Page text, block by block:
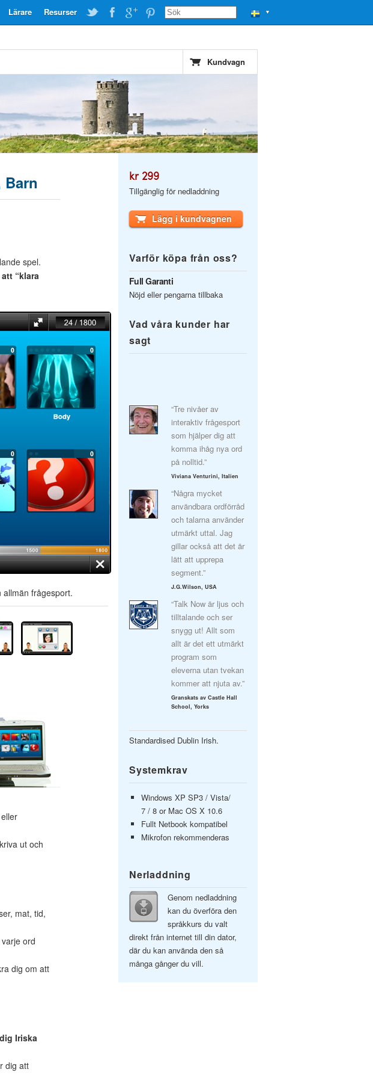
▼
Resurser
Lärare
Kundvagn
Barn
spel.
“klara
allmän frågesport.
ut och
mat, tid,
ord
dig om att
Iriska
dig att
kr 299
Tillgänglig för nedladdning
Lägg i kundvagnen
Varför köpa från oss?
Full Garanti
Nöjd eller pengarna tillbaka
Vad våra kunder har
sagt
“Tre nivåer av
interaktiv frågesport
som hjälper dig att
komma ihåg nya ord
på nolltid.”
Viviana Venturini, Italien
“Några mycket
användbara ordförråd
och talarna använder
utmärkt uttal. Jag
gillar också att det är
lätt att upprepa
segment.”
J.G.Wilson, USA
“Talk Now är ljus och
tilltalande och ser
snygg ut! Allt som
allt är det ett utmärkt
program som
eleverna utan tvekan
kommer att njuta av.”
Granskats av Castle Hall
School, Yorks
Standardised Dublin Irish.
Systemkrav
Windows XP SP3 / Vista/
7 / 8 or Mac OS X 10.6
Fullt Netbook kompatibel
Mikrofon rekommenderas
Nerladdning
Genom nedladdning
kan du överföra den
språkkurs du valt
direkt från internet till din dator,
där du kan använda den så
många gånger du vill.